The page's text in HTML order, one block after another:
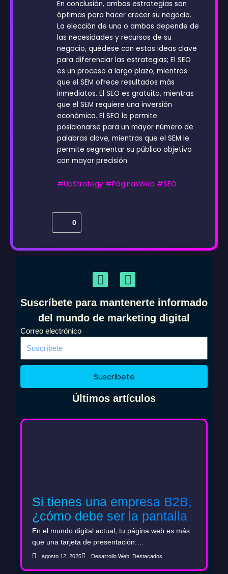
En conclusión, ambas estrategias son
óptimas para hacer crecer su negocio.
La elección de una o ambas depende de
las necesidades y recursos de su
negocio, quédese con estas ideas clave
para diferenciar las estrategias; El SEO
es un proceso a largo plazo, mientras
que el SEM ofrece resultados más
inmediatos. El SEO es gratuito, mientras
que el SEM requiere una inversión
económica. El SEO le permite
posicionarse para un mayor número de
palabras clave, mientras que el SEM le
permite segmentar su público objetivo
con mayor precisión.
#UpStrategy #PáginasWeb #SEO
0
F
a
c
e
o
o
k
I
n
s
t
g
r
a
m
Suscríbete para mantenerte informado
del mundo de marketing digital
Correo electrónico
Suscríbete
Últimos artículos
Si tienes una empresa B2B,
¿cómo debe ser la pantalla
de inicio de tu web?
En el mundo digital actual, tu página web es más
que una tarjeta de presentación:…
agosto 12, 2025 Desarrollo Web Destacados